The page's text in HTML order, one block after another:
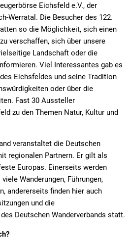
Eichsfeld e.V., der
Werratal. Die Besucher des 122.
so die Möglichkeit, sich einen
verschaffen, sich über unsere
Landschaft oder die
Viel Interessantes gab es
Eichsfeldes und seine Tradition
oder über die
Fast 30 Aussteller
zu den Themen Natur, Kultur und
veranstaltet die Deutschen
regionalen Partnern. Er gilt als
Europas. Einerseits werden
Wanderungen, Führungen,
andererseits finden hier auch
und die
Deutschen Wanderverbands statt.